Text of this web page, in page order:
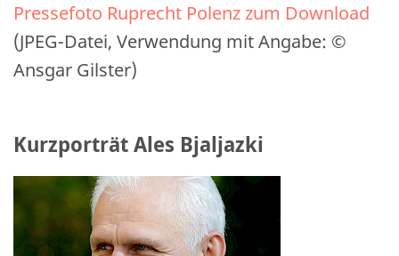
Pressefoto Ruprecht Polenz zum Download
(JPEG-Datei, Verwendung mit Angabe: ©
Ansgar Gilster)
Kurzporträt Ales Bjaljazki